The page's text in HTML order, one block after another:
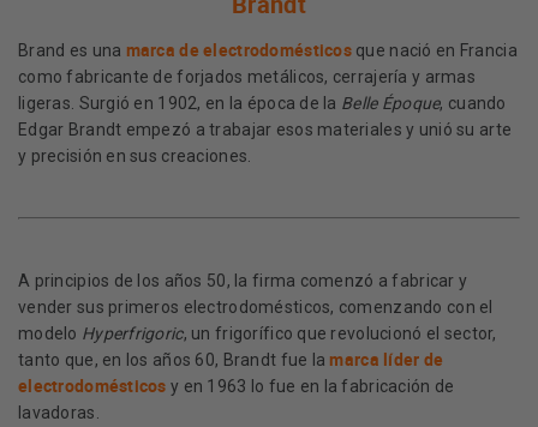
Brand es una marca de electrodomésticosque nació en Francia
como fabricante de forjados metálicos, cerrajería y armas
ligeras. Surgió en 1902, en la época de la Belle Époque, cuando
Edgar Brandt empezó a trabajar esos materiales y unió su arte
y precisión en sus creaciones.
A principios de los años 50, la firma comenzó a fabricar y
vender sus primeros electrodomésticos, comenzando con el
modelo Hyperfrigoric, un frigorífico que revolucionó el sector,
tanto que, en los años 60, Brandt fue la marca líder de
electrodomésticosy en 1963 lo fue en la fabricación de
lavadoras.